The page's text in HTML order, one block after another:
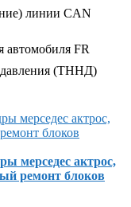
линии CAN
FR
давления (ТННД)
мерседес актрос,
ремонт блоков